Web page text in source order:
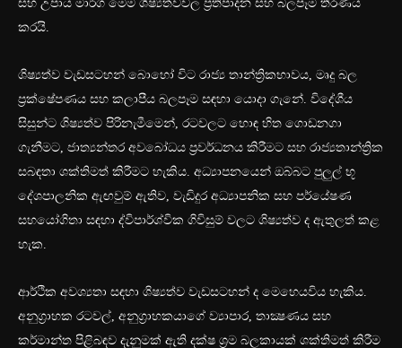
සහ උපාය මාර්ග මෙම ශිෂ්‍යත්වවල ප්‍රතිපාදන සහ බලපෑම තීරණය
කරයි.
ශිෂ්‍යත්ව වැඩසටහන් බොහෝ විට රාජ්‍ය තාන්ත්‍රිකභාවය, මෘදු බල
ප්‍රක්ෂේපණය සහ කලාපීය බලපෑම සඳහා යොදා ගැනේ. විදේශීය
සිසුන්ට ශිෂ්‍යත්ව පිරිනැමීමෙන්, රටවලට හොඳ හිත ගොඩනගා
ගැනීමට, ජාත්‍යන්තර අවබෝධය ප්‍රවර්ධනය කිරීමට සහ රාජ්‍යතාන්ත්‍රික
සබඳතා ශක්තිමත් කිරීමට හැකිය. අධ්‍යාපනයෙන් ඔබ්බට පුලුල් භූ
දේශපාලනික ඇඟවුම් ඇතිව, වැඩිදුර අධ්‍යාපනික සහ පර්යේෂණ
සහයෝගිතා සඳහා ද්විපාර්ශ්වික ගිවිසුම් වලට ශිෂ්‍යත්ව ද ඇතුලත් කළ
හැක.
ආර්ථික අවශ්‍යතා සඳහා ශිෂ්‍යත්ව වැඩසටහන් ද මෙහෙයවිය හැකිය.
අනුග්‍රාහක රටවල්, අනුග්‍රාහකයාගේ ව්‍යාපාර, තාක්‍ෂණය සහ
කර්මාන්ත පිළිබඳව දැනුමක් ඇති දක්ෂ ශ්‍රම බලකායක් ශක්තිමත් කිරීම